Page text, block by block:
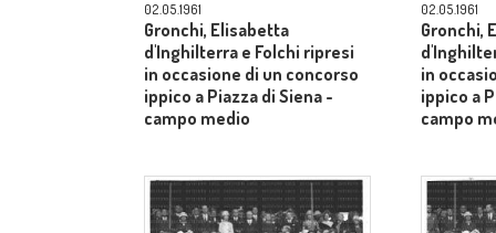
02.05.1961
Gronchi, Elisabetta
d'Inghilterra e Folchi ripresi
in occasione di un concorso
ippico a Piazza di Siena -
campo medio
02.05.1961
Gronchi,
in
ippico a
campo